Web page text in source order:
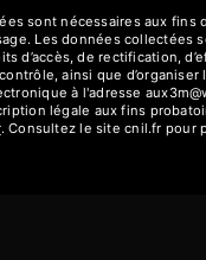
sont nécessaires aux
Les données collectées
d’accès, de rectification,
ainsi que
à l'adresse
légale aux fins
. Consultez le site cnil.fr pour